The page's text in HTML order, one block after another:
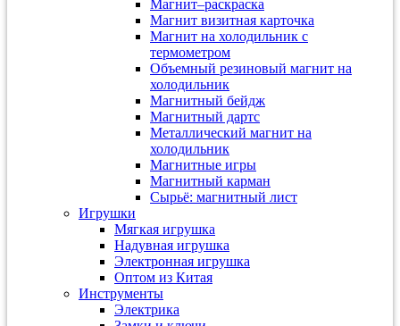
Магнит–раскраска
Магнит визитная карточка
Магнит на холодильник с
термометром
Объемный резиновый магнит на
холодильник
Магнитный бейдж
Магнитный дартс
Металлический магнит на
холодильник
Магнитные игры
Магнитный карман
Сырьё: магнитный лист
Игрушки
Мягкая игрушка
Надувная игрушка
Электронная игрушка
Оптом из Китая
Инструменты
Электрика